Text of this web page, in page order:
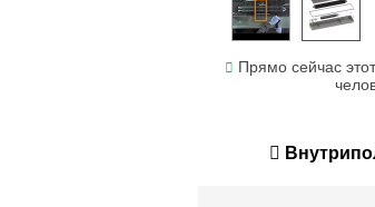
Прямо сейчас